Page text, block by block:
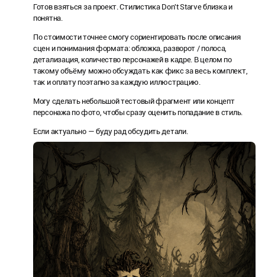
Готов взяться за проект. Стилистика Don't Starve близка и
понятна.
По стоимости точнее смогу сориентировать после описания
сцен и понимания формата: обложка, разворот / полоса,
детализация, количество персонажей в кадре. В целом по
такому объёму можно обсуждать как фикс за весь комплект,
так и оплату поэтапно за каждую иллюстрацию.
Могу сделать небольшой тестовый фрагмент или концепт
персонажа по фото, чтобы сразу оценить попадание в стиль.
Если актуально — буду рад обсудить детали.